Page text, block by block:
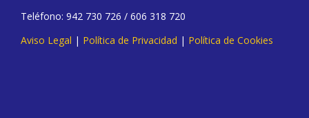
Teléfono: 942 730 726 / 606 318 720
Aviso Legal | Política de Privacidad | Política de Cookies